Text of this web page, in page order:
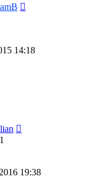
14:18
19:38